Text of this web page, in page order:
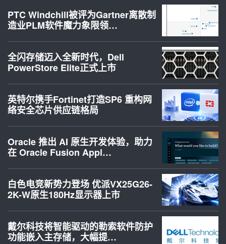
PTC Windchill被评为Gartner离散制
造业PLM软件魔力象限领…
全闪存储迈入全新时代，Dell
PowerStore Elite正式上市
英特尔携手Fortinet打造SP6 重构网
络安全芯片供应链格局
Oracle 推出 AI 原生开发体验，助力
在 Oracle Fusion Appl…
白色电竞新势力登场 优派VX25G26-
2K-W原生180Hz显示器上市
戴尔科技将智能驱动的勒索软件防护
功能嵌入主存储，大幅提…